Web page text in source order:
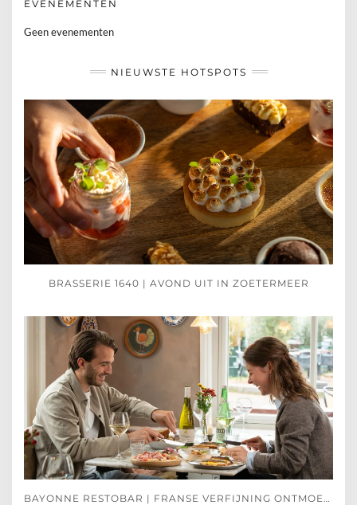
EVENEMENTEN
Geen evenementen
NIEUWSTE HOTSPOTS
BRASSERIE 1640 | AVOND UIT IN ZOETERMEER
BAYONNE RESTOBAR | FRANSE VERFIJNING ONTMOET SPAANSE PASSIE